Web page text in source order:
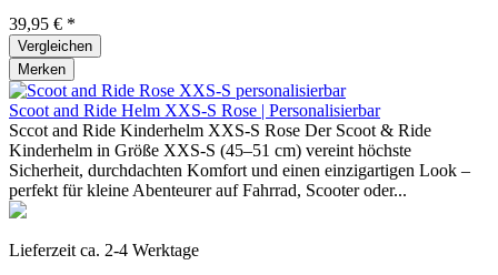
39,95 € *
Vergleichen
Merken
Scoot and Ride Helm XXS-S Rose | Personalisierbar
Sccot and Ride Kinderhelm XXS-S Rose Der Scoot & Ride
Kinderhelm in Größe XXS-S (45–51 cm) vereint höchste
Sicherheit, durchdachten Komfort und einen einzigartigen Look –
perfekt für kleine Abenteurer auf Fahrrad, Scooter oder...
Lieferzeit ca. 2-4 Werktage